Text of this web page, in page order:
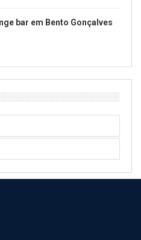
bar em Bento Gonçalves